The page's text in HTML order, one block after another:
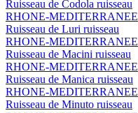
Ruisseau de Codola ruisseau
RHONE-MEDITERRANEE
Ruisseau de Luri ruisseau
RHONE-MEDITERRANEE
Ruisseau de Macini ruisseau
RHONE-MEDITERRANEE
Ruisseau de Manica ruisseau
RHONE-MEDITERRANEE
Ruisseau de Minuto ruisseau